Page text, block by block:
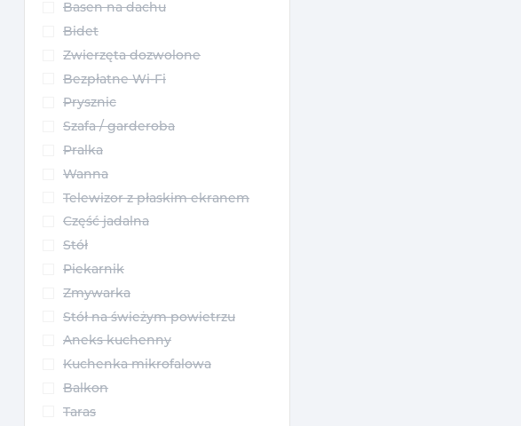
Basen na dachu
Bidet
Zwierzęta dozwolone
Bezpłatne Wi-Fi
Prysznic
Szafa / garderoba
Pralka
Wanna
Telewizor z płaskim ekranem
Część jadalna
Stół
Piekarnik
Zmywarka
Stół na świeżym powietrzu
Aneks kuchenny
Kuchenka mikrofalowa
Balkon
Taras